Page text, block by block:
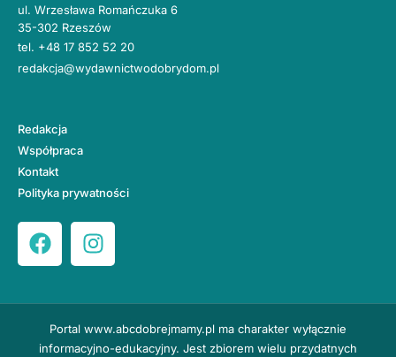
ul. Wrzesława Romańczuka 6
35-302 Rzeszów
tel. +48 17 852 52 20
redakcja@wydawnictwodobrydom.pl
Redakcja
Współpraca
Kontakt
Polityka prywatności
Portal www.abcdobrejmamy.pl ma charakter wyłącznie
informacyjno-edukacyjny. Jest zbiorem wielu przydatnych